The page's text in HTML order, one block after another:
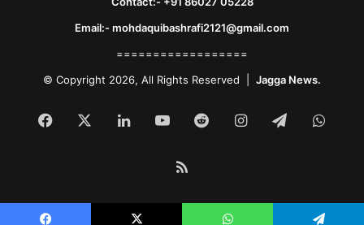
Email:- mohdaquibashrafi2121@gmail.com
==================
© Copyright 2026, All Rights Reserved | Jagga News.
Facebook LinkedInYouTubeRedditInstagram
Telegram
RSS